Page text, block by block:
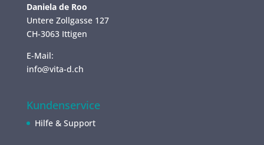
Daniela de Roo
Untere Zollgasse 127
CH-3063 Ittigen
E-Mail:
info@vita-d.ch
Kundenservice
Hilfe & Support